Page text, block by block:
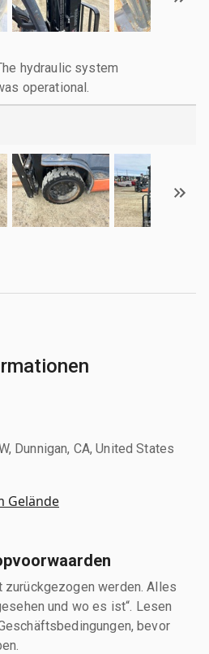
hydraulic system
operational.
Dunnigan, CA, United States
Gelände
zurückgezogen werden. Alles
und wo es ist“. Lesen
bevor